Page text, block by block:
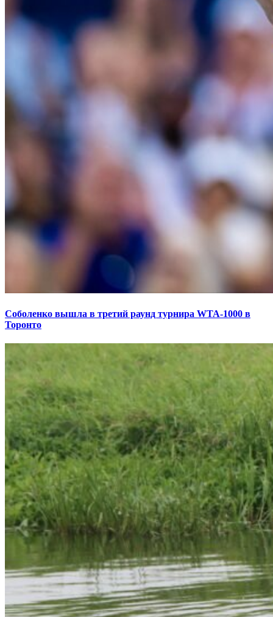
Соболенко вышла в третий раунд турнира WTA-1000 в
Торонто